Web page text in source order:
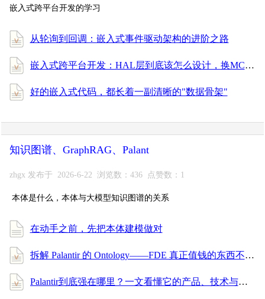
嵌入式跨平台开发的学习
从轮询到回调：嵌入式事件驱动架构的进阶之路
嵌入式跨平台开发：HAL层到底该怎么设计，换MCU才能不重写？
好的嵌入式代码，都长着一副清晰的"数据骨架"
知识图谱、GraphRAG、Palant
zhgx 发布于 2026-6-22 浏览数：436 点赞数：1
本体是什么，本体与大模型知识图谱的关系
在动手之前，先把本体建模做对
拆解 Palantir 的 Ontology——FDE 真正值钱的东西不是写代码，是给数据穿上业务的衣服
Palantir到底强在哪里？一文看懂它的产品、技术与服务体系